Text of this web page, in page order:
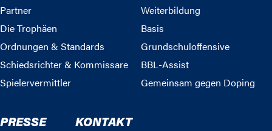
Partner
Die Trophäen
Ordnungen & Standards
Schiedsrichter & Kommissare
Spielervermittler
Weiterbildung
Basis
Grundschuloffensive
BBL-Assist
Gemeinsam gegen Doping
PRESSE KONTAKT